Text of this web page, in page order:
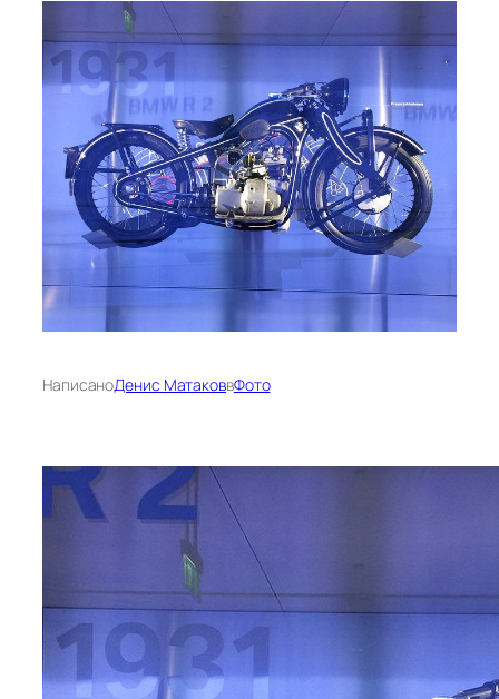
НаписаноДенис МатаковвФото